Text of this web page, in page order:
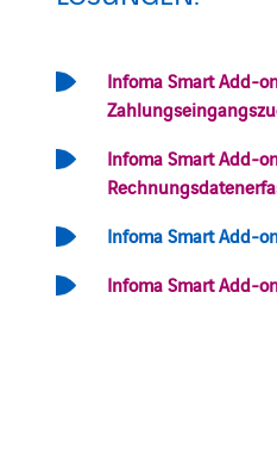
Infoma Smart Add-
Infoma Smart Add-
Infoma Smart Add-
Infoma Smart Add-